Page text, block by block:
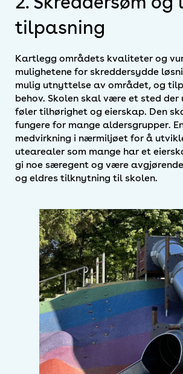
tilpasning
Kartlegg områdets kvaliteter og
mulighetene for skreddersydde
mulig utnyttelse av området, og
behov. Skolen skal være et sted der
føler tilhørighet og eierskap. Den
fungere for mange aldersgrupper.
medvirkning i nærmiljøet for å
utearealer som mange har et
gi noe særegent og være
og eldres tilknytning til skolen.